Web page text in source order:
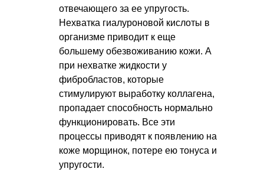
отвечающего за ее упругость.
Нехватка гиалуроновой кислоты в
организме приводит к еще
большему обезвоживанию кожи. А
при нехватке жидкости у
фибробластов, которые
стимулируют выработку коллагена,
пропадает способность нормально
функционировать. Все эти
процессы приводят к появлению на
коже морщинок, потере ею тонуса и
упругости.